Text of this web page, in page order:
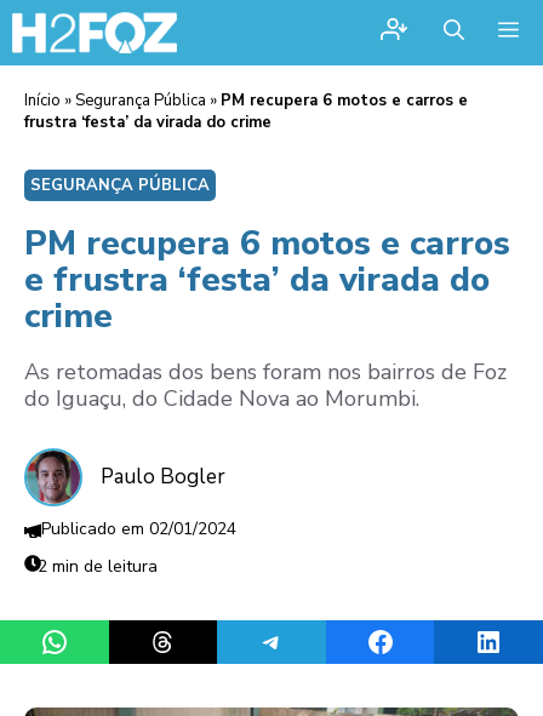
Início »Segurança Pública » PM recupera 6 motos e carros e
frustra ‘festa’ da virada do crime
SEGURANÇA PÚBLICA
PM recupera 6 motos e carros
e frustra ‘festa’ da virada do
crime
As retomadas dos bens foram nos bairros de Foz
do Iguaçu, do Cidade Nova ao Morumbi.
Paulo Bogler
02/01/2024
2 min de leitura
Share on WhatsAppShare on ThreadsShare on TelegramShare on Facebook